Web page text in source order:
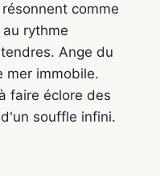
comme
rythme
Ange du
mer immobile.
faire éclore des
souffle infini.